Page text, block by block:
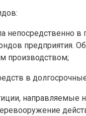
непосредственно в
предприятия.
производством;
в
направляемые